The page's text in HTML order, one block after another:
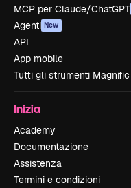
MCP per Claude/ChatGPT
Agenti New
API
App mobile
Tutti gli strumenti Magnific
Inizia
Academy
Documentazione
Assistenza
Termini e condizioni